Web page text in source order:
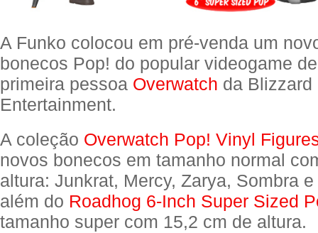
A Funko colocou em pré-venda um
bonecos Pop! do popular videogame
primeira pessoa Overwatch da Blizzard
Entertainment.
A coleção Overwatch Pop! Vinyl
novos bonecos em tamanho normal
altura: Junkrat, Mercy, Zarya, Sombra
além do Roadhog 6-Inch Super Sized
tamanho super com 15,2 cm de altura.